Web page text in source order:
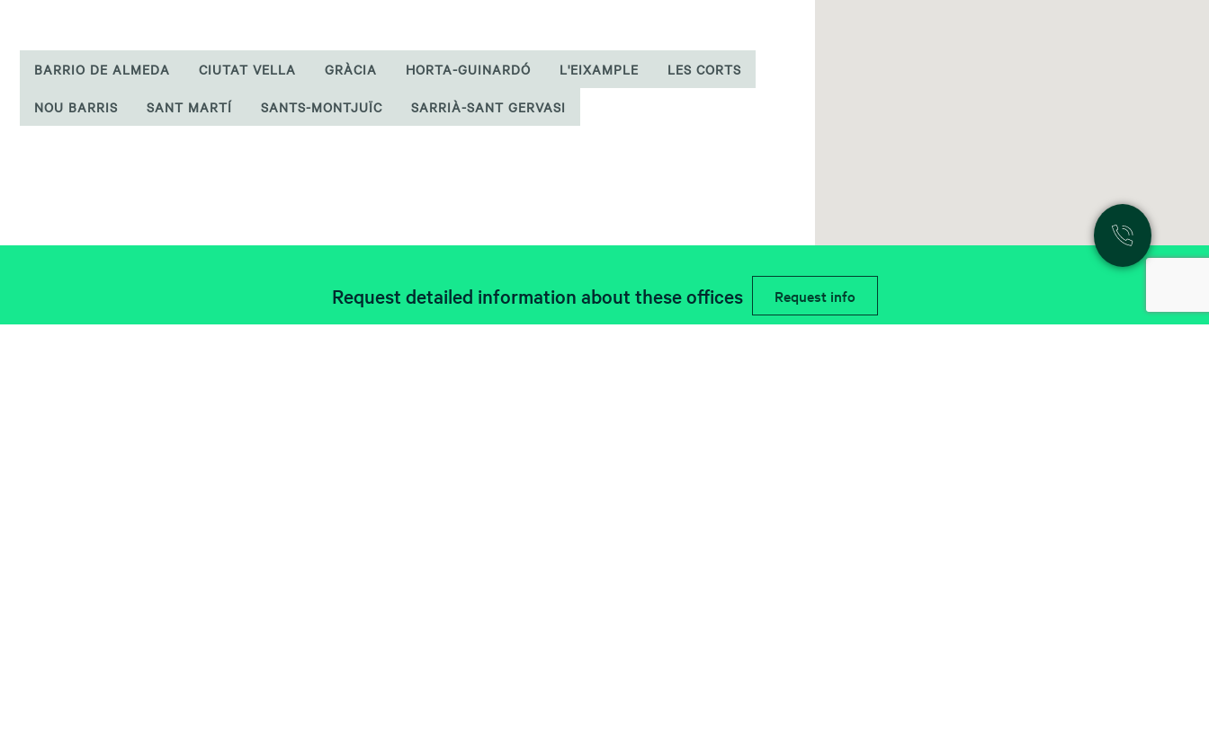
BARRIO DE ALMEDA CIUTAT VELLA GRÀCIA HORTA-GUINARDÓ L'EIXAMPLE LES CORTS
NOU BARRIS SANT MARTÍ SANTS-MONTJUÏC SARRIÀ-SANT GERVASI
Request detailed information about these offices Request info